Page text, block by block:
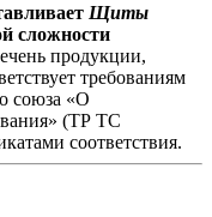
Щиты
сложности
продукции,
требованиям
союза «О
(ТР ТС
соответствия.